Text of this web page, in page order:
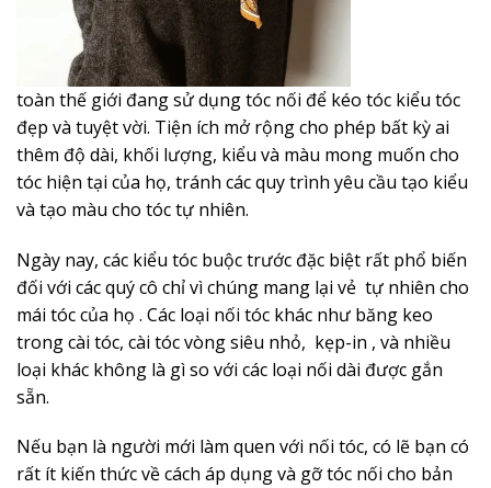
toàn thế giới đang sử dụng tóc nối để kéo tóc kiểu tóc
đẹp và tuyệt vời. Tiện ích mở rộng cho phép bất kỳ ai
thêm độ dài, khối lượng, kiểu và màu mong muốn cho
tóc hiện tại của họ, tránh các quy trình yêu cầu tạo kiểu
và tạo màu cho tóc tự nhiên.
Ngày nay, các kiểu tóc buộc trước đặc biệt rất phổ biến
đối với các quý cô chỉ vì chúng mang lại vẻ tự nhiên cho
mái tóc của họ . Các loại nối tóc khác như băng keo
trong cài tóc, cài tóc vòng siêu nhỏ, kẹp-in , và nhiều
loại khác không là gì so với các loại nối dài được gắn
sẵn.
Nếu bạn là người mới làm quen với nối tóc, có lẽ bạn có
rất ít kiến ​​thức về cách áp dụng và gỡ tóc nối cho bản